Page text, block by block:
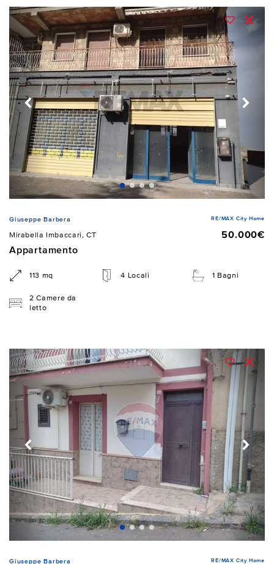
Giuseppe Barbera RE/MAX City Home
Mirabella Imbaccari, CT
50.000€
Appartamento
113 mq 4 Locali 1 Bagni
2 Camere da
letto
Giuseppe Barbera RE/MAX City Home